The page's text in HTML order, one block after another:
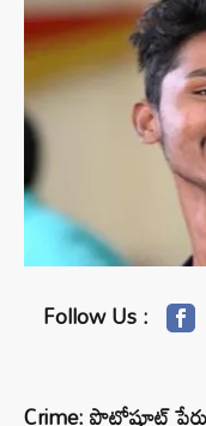
Follow Us :
Crime: పొటోషూట్